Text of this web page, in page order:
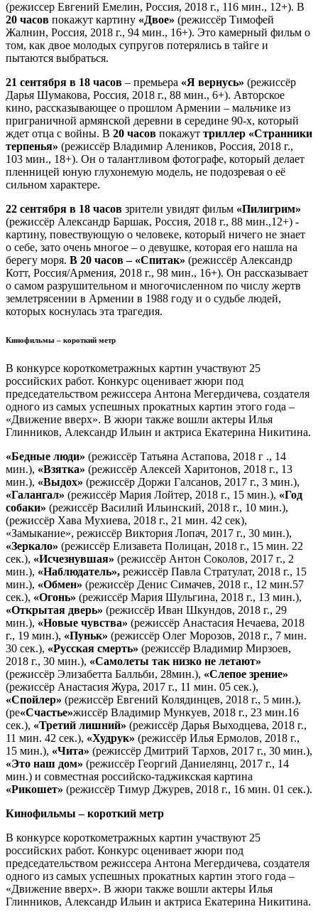
(режиссер Евгений Емелин, Россия, 2018 г., 116 мин., 12+). В
20 часов покажут картину «Двое» (режиссёр Тимофей
Жалнин, Россия, 2018 г., 94 мин., 16+). Это камерный фильм о
том, как двое молодых супругов потерялись в тайге и
пытаются выбраться.
21 сентября в 18 часов – премьера «Я вернусь» (режиссёр
Дарья Шумакова, Россия, 2018 г., 88 мин., 6+). Авторское
кино, рассказывающее о прошлом Армении – мальчике из
приграничной армянской деревни в середине 90-х, который
ждет отца с войны. В 20 часов покажут триллер «Странники
терпенья» (режиссёр Владимир Алеников, Россия, 2018 г.,
103 мин., 18+). Он о талантливом фотографе, который делает
пленницей юную глухонемую модель, не подозревая о её
сильном характере.
22 сентября в 18 часов зрители увидят фильм «Пилигрим»
(режиссёр Александр Баршак, Россия, 2018 г., 88 мин.,12+) -
картину, повествующую о человеке, который ничего не знает
о себе, зато очень многое – о девушке, которая его нашла на
берегу моря. В 20 часов – «Спитак» (режиссёр Александр
Котт, Россия/Армения, 2018 г., 98 мин., 16+). Он рассказывает
о самом разрушительном и многочисленном по числу жертв
землетрясении в Армении в 1988 году и о судьбе людей,
которых коснулась эта трагедия.
Кинофильмы – короткий метр
В конкурсе короткометражных картин участвуют 25
российских работ. Конкурс оценивает жюри под
председательством режиссера Антона Мегердичева, создателя
одного из самых успешных прокатных картин этого года –
«Движение вверх». В жюри также вошли актеры Илья
Глинников, Александр Ильин и актриса Екатерина Никитина.
«Бедные люди» (режиссёр Татьяна Астапова, 2018 г ., 14
мин.), «Взятка» (режиссёр Алексей Харитонов, 2018 г., 13
мин.), «Выдох» (режиссёр Доржи Галсанов, 2017 г., 3 мин.),
«Галангал» (режиссёр Мария Лойтер, 2018 г., 15 мин.), «Год
собаки» (режиссёр Василий Ильинский, 2018 г., 10 мин.),
(режиссёр Хава Мухиева, 2018 г., 21 мин. 42 сек),
«Замыкание», режиссёр Виктория Лопач, 2017 г., 30 мин.),
«Зеркало» (режиссёр Елизавета Полицан, 2018 г., 15 мин. 22
сек.), «Исчезнувшая» (режиссёр Антон Соколов, 2017 г., 2
мин.), «Наблюдатель», режиссёр Павла Стратулат, 2018 г., 15
мин.), «Обмен» (режиссёр Денис Симачев, 2018 г., 12 мин.57
сек.), «Огонь» (режиссёр Мария Шульгина, 2018 г., 13 мин.),
«Открытая дверь» (режиссёр Иван Шкундов, 2018 г., 29
мин.), «Новые чувства» (режиссёр Анастасия Нечаева, 2018
г., 19 мин.), «Пуньк» (режиссёр Олег Морозов, 2018 г., 7 мин.
30 сек.), «Русская смерть» (режиссёр Владимир Мирзоев,
2018 г., 30 мин.), «Самолеты так низко не летают»
(режиссёр Элизабетта Балльби, 28мин.), «Слепое зрение»
(режиссёр Анастасия Жура, 2017 г., 11 мин. 05 сек.),
«Спойлер» (режиссёр Евгений Колядинцев, 2018 г., 5 мин.),
(ре«Счастье»жиссёр Владимир Мункуев, 2018 г., 23 мин.16
сек.), «Третий лишний» (режиссёр Дарья Выходцева, 2018 г.,
11 мин. 42 сек.), «Худрук» (режиссёр Илья Ермолов, 2018 г.,
15 мин.), «Чита» (режиссёр Дмитрий Тархов, 2017 г., 30 мин.),
«Это наш дом» (режиссёр Георгий Даниелянц, 2017 г., 14
мин.) и совместная российско-таджикская картина
«Рикошет» (режиссёр Тимур Джурев, 2018 г., 16 мин. 01 сек.).
Кинофильмы – короткий метр
В конкурсе короткометражных картин участвуют 25
российских работ. Конкурс оценивает жюри под
председательством режиссера Антона Мегердичева, создателя
одного из самых успешных прокатных картин этого года –
«Движение вверх». В жюри также вошли актеры Илья
Глинников, Александр Ильин и актриса Екатерина Никитина.